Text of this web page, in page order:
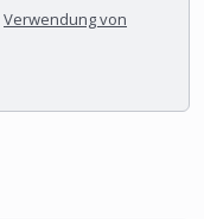
Verwendung von